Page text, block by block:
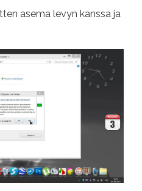
asema levyn kanssa ja